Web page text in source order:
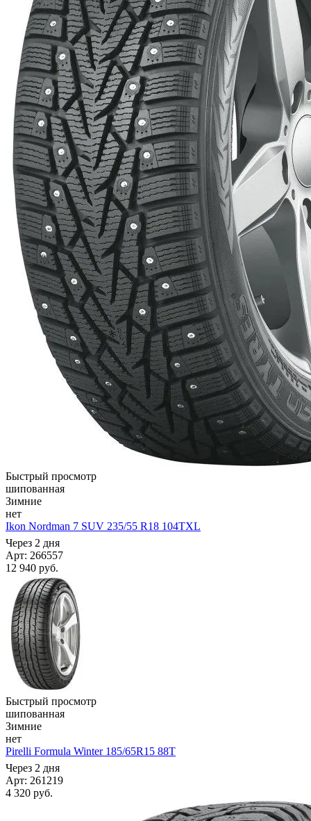
Быстрый просмотр
шипованная
Зимние
нет
Ikon Nordman 7 SUV 235/55 R18 104TXL
Через 2 дня
Арт: 266557
12 940 руб.
Быстрый просмотр
шипованная
Зимние
нет
Pirelli Formula Winter 185/65R15 88T
Через 2 дня
Арт: 261219
4 320 руб.